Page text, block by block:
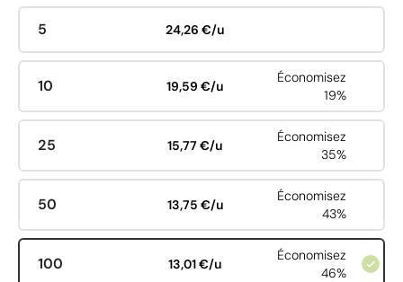
5 24,26 €/u
10 19,59 €/u
Économisez
19%
25 15,77 €/u
Économisez
35%
50 13,75 €/u
Économisez
43%
100 13,01 €/u
Économisez
46%